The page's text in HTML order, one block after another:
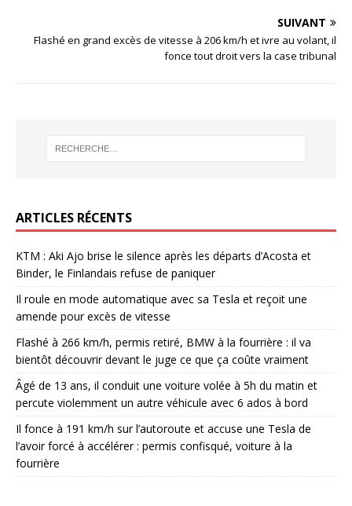
SUIVANT
Flashé en grand excès de vitesse à 206 km/h et ivre au volant, il
fonce tout droit vers la case tribunal
ARTICLES RÉCENTS
KTM : Aki Ajo brise le silence après les départs d’Acosta et
Binder, le Finlandais refuse de paniquer
Il roule en mode automatique avec sa Tesla et reçoit une
amende pour excès de vitesse
Flashé à 266 km/h, permis retiré, BMW à la fourrière : il va
bientôt découvrir devant le juge ce que ça coûte vraiment
Âgé de 13 ans, il conduit une voiture volée à 5h du matin et
percute violemment un autre véhicule avec 6 ados à bord
Il fonce à 191 km/h sur l’autoroute et accuse une Tesla de
l’avoir forcé à accélérer : permis confisqué, voiture à la
fourrière